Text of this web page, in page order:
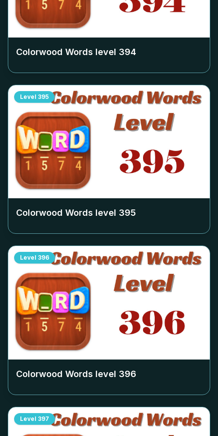
Colorwood Words level 394
Level 395
Colorwood Words level 395
Level 396
Colorwood Words level 396
Level 397